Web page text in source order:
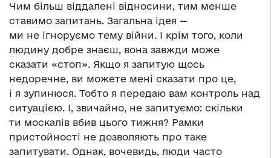
Чим більш віддалені відносини, тим менше
ставимо запитань. Загальна ідея —
ми не ігноруємо тему війни. І крім того, коли
людину добре знаєш, вона завжди може
сказати «стоп». Якщо я запитую щось
недоречне, ви можете мені сказати про це,
і я зупинюся. Тобто я передаю вам контроль над
ситуацією. І, звичайно, не запитуємо: скільки
ти москалів вбив цього тижня? Рамки
пристойності не дозволяють про таке
запитувати. Однак, вочевидь, люди часто